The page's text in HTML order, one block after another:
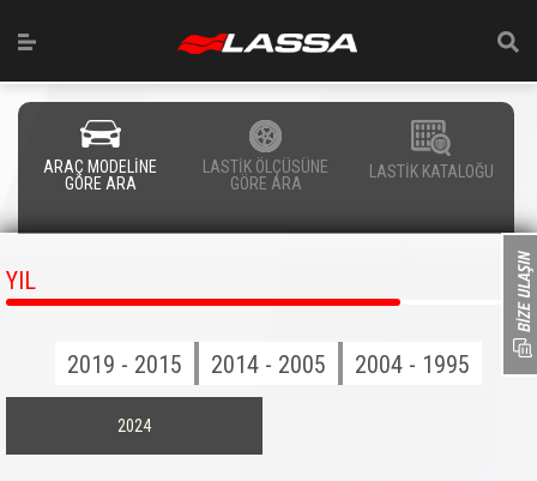
ARAÇ MODELİNE
GÖRE ARA
LASTİK ÖLÇÜSÜNE
GÖRE ARA
LASTİK KATALOĞU
YIL
2019 - 2015 2014 - 2005 2004 - 1995
2024